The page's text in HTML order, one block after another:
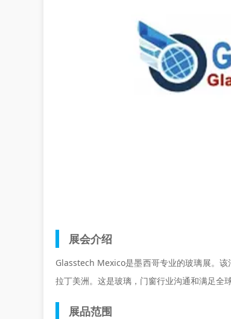
展会介绍
Glasstech Mexico是墨西哥专业的玻璃展。
拉丁美洲。这是玻璃，门窗行业沟通和满足全
展品范围